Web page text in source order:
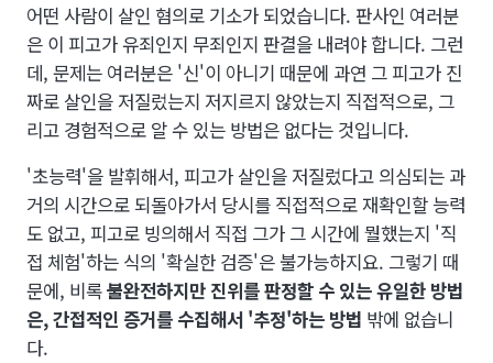
어떤 사람이 살인 혐의로 기소가 되었습니다. 판사인 여러분
은 이 피고가 유죄인지 무죄인지 판결을 내려야 합니다. 그런
데, 문제는 여러분은 '신'이 아니기 때문에 과연 그 피고가 진
짜로 살인을 저질렀는지 저지르지 않았는지 직접적으로, 그
리고 경험적으로 알 수 있는 방법은 없다는 것입니다.
'초능력'을 발휘해서, 피고가 살인을 저질렀다고 의심되는 과
거의 시간으로 되돌아가서 당시를 직접적으로 재확인할 능력
도 없고, 피고로 빙의해서 직접 그가 그 시간에 뭘했는지 '직
접 체험'하는 식의 '확실한 검증'은 불가능하지요. 그렇기 때
문에, 비록불완전하지만 진위를 판정할 수 있는 유일한 방법
은, 간접적인 증거를 수집해서 '추정'하는 방법 밖에 없습니
다.